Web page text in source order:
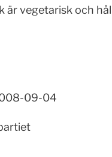
är vegetarisk och
09-04